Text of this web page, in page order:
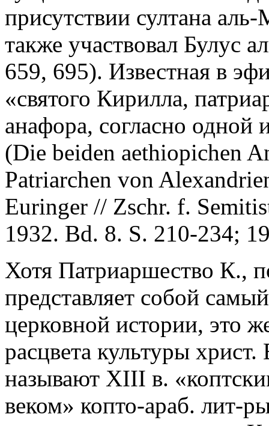
присутствии султана
также участвовал Булус
659, 695). Известная в
«святого Кирилла,
анафора, согласно одной
(Die beiden aethiopichen
Patriarchen von
Euringer // Zschr. f.
1932. Bd. 8. S. 210-234;
Хотя Патриаршество К.,
представляет собой
церковной истории, это
расцвета культуры
называют XIII в.
веком» копто-араб. лит-